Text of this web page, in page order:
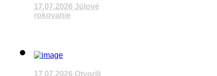
17.07.2026 Júlové
rokovanie
VÚC
17.07.2026 Otvorili